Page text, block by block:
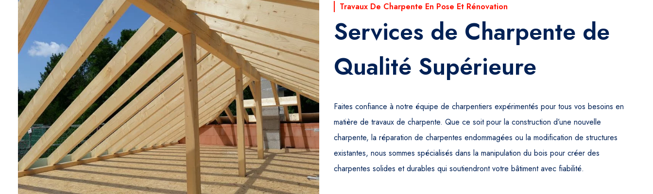
Travaux De Charpente En Pose Et Rénovation
Services de Charpente de
Qualité Supérieure
Faites confiance à notre équipe de charpentiers expérimentés pour tous vos besoins en
matière de travaux de charpente. Que ce soit pour la construction d’une nouvelle
charpente, la réparation de charpentes endommagées ou la modification de structures
existantes, nous sommes spécialisés dans la manipulation du bois pour créer des
charpentes solides et durables qui soutiendront votre bâtiment avec fiabilité.